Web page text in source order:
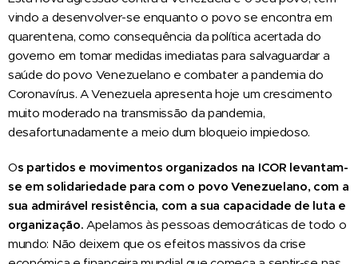
vindo a desenvolver-se enquanto o povo se encontra em
quarentena, como consequência da política acertada do
governo em tomar medidas imediatas para salvaguardar a
saúde do povo Venezuelano e combater a pandemia do
Coronavírus. A Venezuela apresenta hoje um crescimento
muito moderado na transmissão da pandemia,
desafortunadamente a meio dum bloqueio impiedoso.
Os partidos e movimentos organizados na ICOR levantam-
se em solidariedade para com o povo Venezuelano, com a
sua admirável resistência, com a sua capacidade de luta e
organização. Apelamos às pessoas democráticas de todo o
mundo: Não deixem que os efeitos massivos da crise